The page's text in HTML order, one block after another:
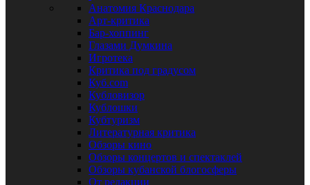
Анатомия Краснодара
Арт-критика
Бар-хоппинг
Глазами Думкина
Игротека
Критика под градусом
Куб.com
Кубловизор
Кублошки
Кубтуризм
Литературная критика
Обзоры кино
Обзоры концертов и спектаклей
Обзоры кубанской блогосферы
От редакции